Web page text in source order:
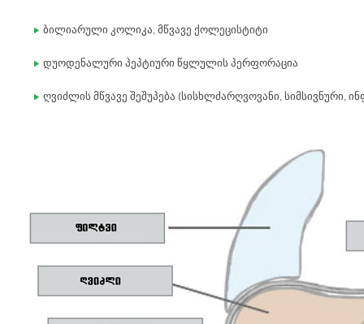
ბილიარული კოლიკა, მწვავე ქოლეცისტიტი
დუოდენალური პეპტიური წყლულის პერფორაცია
ღვიძლის მწვავე შეშუპება (სისხლძარღვოვანი, სიმსივნური,